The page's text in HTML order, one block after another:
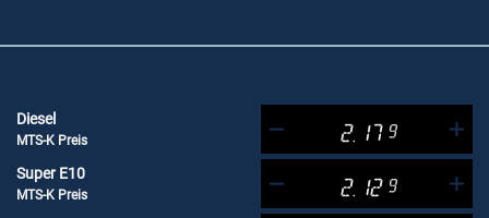
Diesel
MTS-K Preis 2.17 9
Super E10
MTS-K Preis 2.12 9